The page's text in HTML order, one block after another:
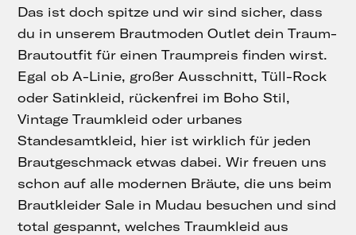
Das ist doch spitze und wir sind sicher, dass
du in unserem Brautmoden Outlet dein Traum-
Brautoutfit für einen Traumpreis finden wirst.
Egal ob A-Linie, großer Ausschnitt, Tüll-Rock
oder Satinkleid, rückenfrei im Boho Stil,
Vintage Traumkleid oder urbanes
Standesamtkleid, hier ist wirklich für jeden
Brautgeschmack etwas dabei. Wir freuen uns
schon auf alle modernen Bräute, die uns beim
Brautkleider Sale in Mudau besuchen und sind
total gespannt, welches Traumkleid aus